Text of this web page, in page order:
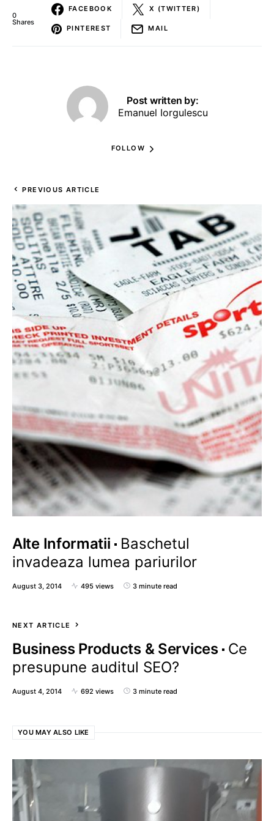
0
Shares
FACEBOOK X (TWITTER)
PINTEREST MAIL
Post written by:
Emanuel Iorgulescu
FOLLOW
PREVIOUS ARTICLE
Alte Informatii
Baschetul
invadeaza lumea pariurilor
August 3, 2014 495 views 3 minute read
NEXT ARTICLE
Business Products & Services Ce
presupune auditul SEO?
August 4, 2014 692 views 3 minute read
YOU MAY ALSO LIKE